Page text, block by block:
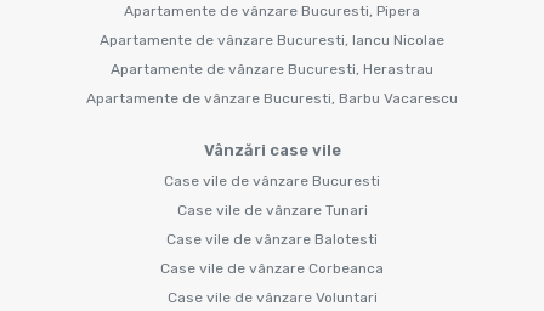
Apartamente de vânzare Bucuresti, Pipera
Apartamente de vânzare Bucuresti, Iancu Nicolae
Apartamente de vânzare Bucuresti, Herastrau
Apartamente de vânzare Bucuresti, Barbu Vacarescu
Vânzări case vile
Case vile de vânzare Bucuresti
Case vile de vânzare Tunari
Case vile de vânzare Balotesti
Case vile de vânzare Corbeanca
Case vile de vânzare Voluntari